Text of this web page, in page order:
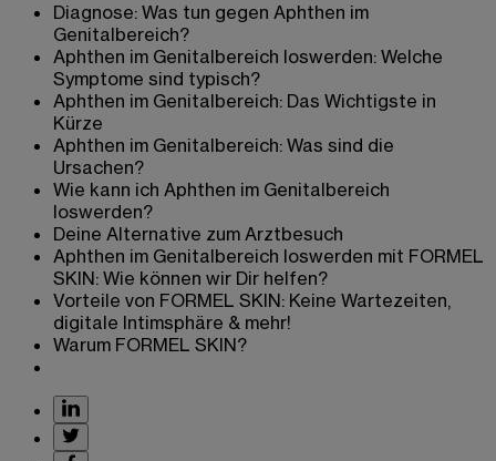
Diagnose: Was tun gegen Aphthen im
Genitalbereich?
Aphthen im Genitalbereich loswerden: Welche
Symptome sind typisch?
Aphthen im Genitalbereich: Das Wichtigste in
Kürze
Aphthen im Genitalbereich: Was sind die
Ursachen?
Wie kann ich Aphthen im Genitalbereich
loswerden?
Deine Alternative zum Arztbesuch
Aphthen im Genitalbereich loswerden mit FORMEL
SKIN: Wie können wir Dir helfen?
Vorteile von FORMEL SKIN: Keine Wartezeiten,
digitale Intimsphäre & mehr!
Warum FORMEL SKIN?